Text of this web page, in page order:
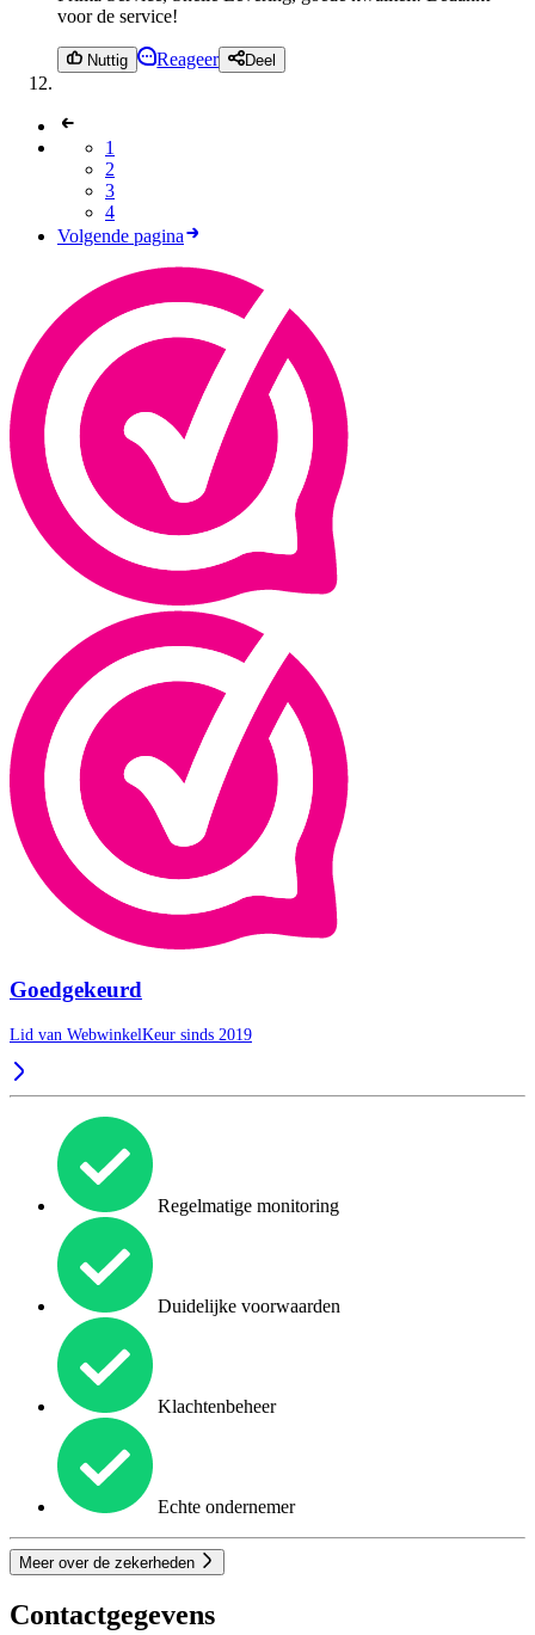
voor de service!
Nuttig Reageer Deel
1
2
3
4
Volgende pagina
Goedgekeurd
Lid van WebwinkelKeur sinds 2019
Regelmatige monitoring
Duidelijke voorwaarden
Klachtenbeheer
Echte ondernemer
Meer over de zekerheden
Contactgegevens